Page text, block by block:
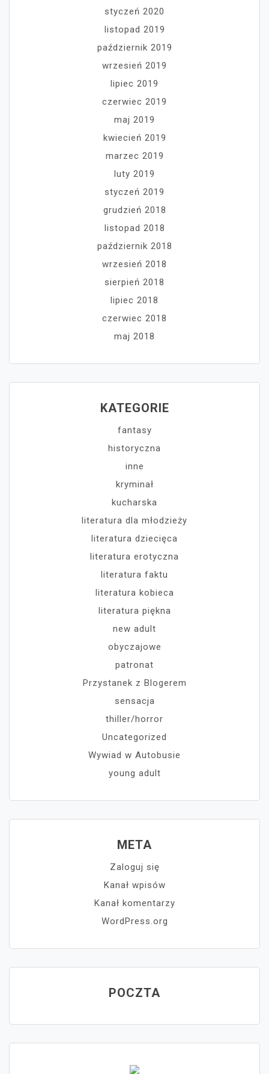
styczeń 2020
listopad 2019
październik 2019
wrzesień 2019
lipiec 2019
czerwiec 2019
maj 2019
kwiecień 2019
marzec 2019
luty 2019
styczeń 2019
grudzień 2018
listopad 2018
październik 2018
wrzesień 2018
sierpień 2018
lipiec 2018
czerwiec 2018
maj 2018
KATEGORIE
fantasy
historyczna
inne
kryminał
kucharska
literatura dla młodzieży
literatura dziecięca
literatura erotyczna
literatura faktu
literatura kobieca
literatura piękna
new adult
obyczajowe
patronat
Przystanek z Blogerem
sensacja
thiller/horror
Uncategorized
Wywiad w Autobusie
young adult
META
Zaloguj się
Kanał wpisów
Kanał komentarzy
WordPress.org
POCZTA